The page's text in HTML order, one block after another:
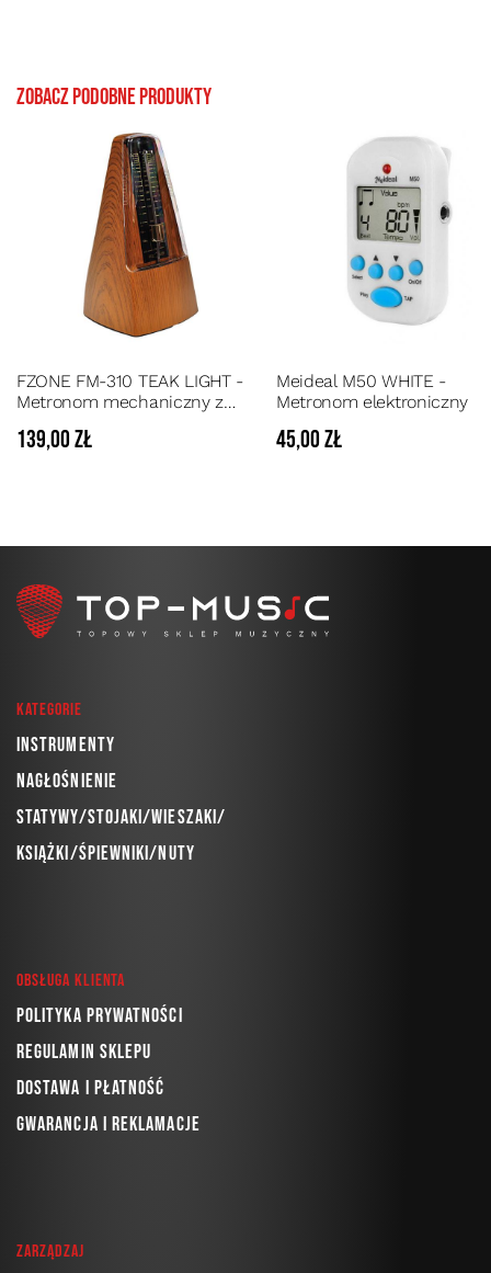
Zobacz podobne produkty
FZONE FM-310 TEAK LIGHT -
Metronom mechaniczny z
139,00 zł
Meideal M50 WHITE -
Metronom elektroniczny
45,00 zł
Kategorie
Instrumenty
Nagłośnienie
Statywy/Stojaki/Wieszaki/
Książki/Śpiewniki/Nuty
Obsługa klienta
Polityka prywatności
Regulamin sklepu
Dostawa i płatność
Gwarancja i reklamacje
Zarządzaj